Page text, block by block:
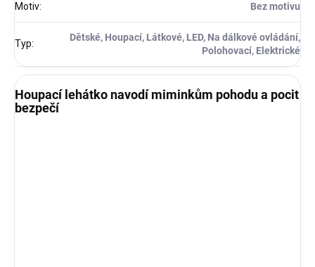
Motiv: Bez motivu
Typ:
Dětské, Houpací, Látkové, LED, Na dálkové ovládání,
Polohovací, Elektrické
Houpací lehátko navodí miminkům pohodu a pocit
bezpečí